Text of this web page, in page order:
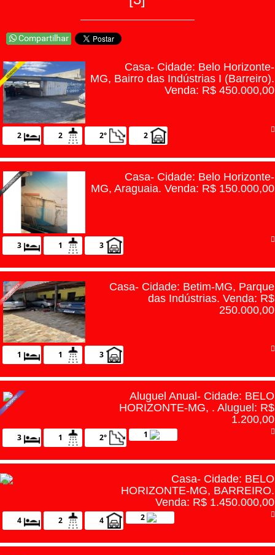
Venda seu im�vel
Quem somos
Links �teis
Not�cias
Contato
Casa- Cidade: Belo Horizonte-
MG, Bairro das Indústrias I (Barreiro).
Venda: R$ 450.000,00
2 2 2° 2
Casa- Cidade: Belo Horizonte-
MG, Araguaia. Venda: R$ 150.000,00
3 1 3
Casa- Cidade: Betim-MG, Parque
das Indústrias. Venda: R$
250.000,00
1 1 3
Aluguel Anual- Cidade: BELO
HORIZONTE-MG, . Aluguel: R$
1.200,00
3 1 2° 1
Casa- Cidade: BELO
HORIZONTE-MG, BARREIRO.
Venda: R$ 1.450.000,00
4 2 4 2